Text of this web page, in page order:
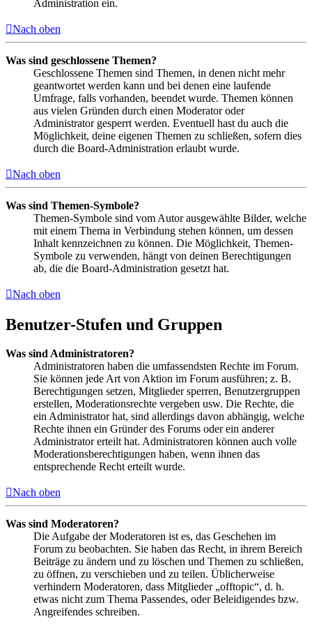
Administration ein.
Nach oben
Was sind geschlossene Themen?
Geschlossene Themen sind Themen, in denen nicht mehr
geantwortet werden kann und bei denen eine laufende
Umfrage, falls vorhanden, beendet wurde. Themen können
aus vielen Gründen durch einen Moderator oder
Administrator gesperrt werden. Eventuell hast du auch die
Möglichkeit, deine eigenen Themen zu schließen, sofern dies
durch die Board-Administration erlaubt wurde.
Nach oben
Was sind Themen-Symbole?
Themen-Symbole sind vom Autor ausgewählte Bilder, welche
mit einem Thema in Verbindung stehen können, um dessen
Inhalt kennzeichnen zu können. Die Möglichkeit, Themen-
Symbole zu verwenden, hängt von deinen Berechtigungen
ab, die die Board-Administration gesetzt hat.
Nach oben
Benutzer-Stufen und Gruppen
Was sind Administratoren?
Administratoren haben die umfassendsten Rechte im Forum.
Sie können jede Art von Aktion im Forum ausführen; z. B.
Berechtigungen setzen, Mitglieder sperren, Benutzergruppen
erstellen, Moderationsrechte vergeben usw. Die Rechte, die
ein Administrator hat, sind allerdings davon abhängig, welche
Rechte ihnen ein Gründer des Forums oder ein anderer
Administrator erteilt hat. Administratoren können auch volle
Moderationsberechtigungen haben, wenn ihnen das
entsprechende Recht erteilt wurde.
Nach oben
Was sind Moderatoren?
Die Aufgabe der Moderatoren ist es, das Geschehen im
Forum zu beobachten. Sie haben das Recht, in ihrem Bereich
Beiträge zu ändern und zu löschen und Themen zu schließen,
zu öffnen, zu verschieben und zu teilen. Üblicherweise
verhindern Moderatoren, dass Mitglieder „offtopic“, d. h.
etwas nicht zum Thema Passendes, oder Beleidigendes bzw.
Angreifendes schreiben.